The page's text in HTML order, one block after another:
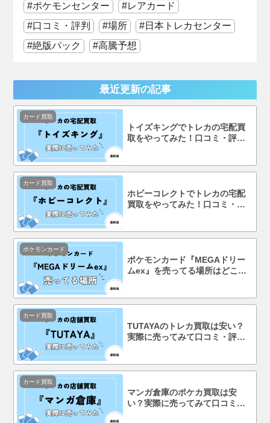
ポケモンセンター
レアカード
口コミ・評判
場所
日本トレカセンター
絶版パック
高騰予想
最近更新の記事
トイズキングでトレカの宅配買
取をやってみた！口コミ・評判
カード買取
ホビーコレクトでトレカの宅配
買取をやってみた！口コミ・評
カード買取
ポケモンカード『MEGAドリー
ムex』を売ってる場所はどこ？
ポケモンカード
TUTAYAのトレカ買取は安い？
実際に売ってみて口コミ・評判
カード買取
マンガ倉庫のポケカ買取は安
い？実際に売ってみて口コミ・
カード買取